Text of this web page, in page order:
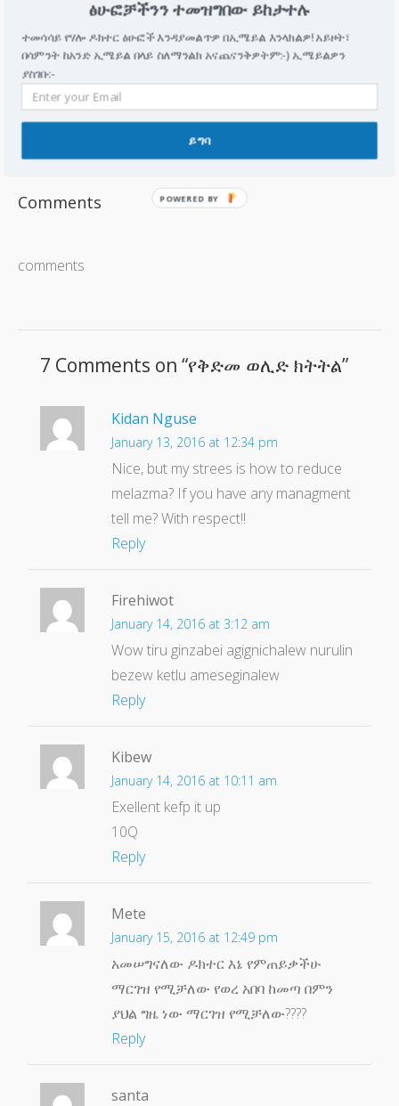
መንጋጋ ቆልፍ/Tetanus
ቴታነስ ከፍ ያለ የጤና ችግር ሊያመጣ የሚችል በባክቴሪያ ምክንያት
የሚመጣ፣ በተለምዶ መንጋጋ ቆልፍ የሚባል የህመም…
ዚካ ቫይረስ
ዚካ ቫይረስ በወባ ትንኝ የሚተላለፍ የቫይረስ አይነት ነዉ፡፡ ብዙዎቹ
በቫይረሱ የተጠቁ ሰዎች ምንም የህመሙ ምልክት…
Comments
comments
7 Comments on “የቅድመ ወሊድ ክትትል”
Kidan Nguse
January 13, 2016 at 12:34 pm
Nice, but my strees is how to reduce
melazma? If you have any managment
tell me? With respect!!
Reply
Firehiwot
January 14, 2016 at 3:12 am
Wow tiru ginzabei agignichalew nurulin
bezew ketlu ameseginalew
Reply
Kibew
January 14, 2016 at 10:11 am
Exellent kefp it up
10Q
Reply
Mete
January 15, 2016 at 12:49 pm
አመሠግናለው ዶክተር እኔ የምጠይቃችሁ
ማርገዝ የሚቻለው የወረ አበባ ከመጣ በምን
ያህል ግዜ ነው ማርገዝ የሚቻለው????
Reply
santa
ፅሁፎቻችንን ተመዝግበው ይከታተሉ
ተመሳሳይ የሃሎ ዶክተር ፅሁፎች እንዳያመልጥዎ በኢሜይል እንላክልዎ! አይዞት፣
በሳምንት ከአንድ ኢሜይል በላይ ስለማንልክ አናጨናንቅዎትም:-) ኢሜይልዎን
ያስገቡ:-
ይግባ
POWERED BY